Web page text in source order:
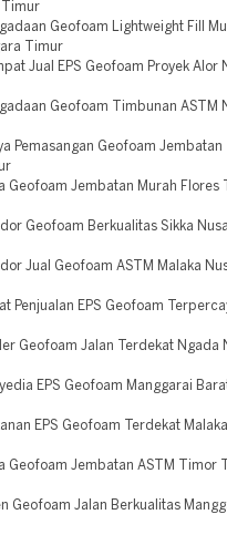
Timur
Geofoam Lightweight Fill
Timur
Jual EPS Geofoam Proyek Alor
Geofoam Timbunan ASTM
Pemasangan Geofoam Jembatan
Geofoam Jembatan Murah Flores
Geofoam Berkualitas Sikka
Jual Geofoam ASTM Malaka
Penjualan EPS Geofoam
Geofoam Jalan Terdekat Ngada
EPS Geofoam Manggarai
EPS Geofoam Terdekat
Geofoam Jembatan ASTM Timor
Geofoam Jalan Berkualitas